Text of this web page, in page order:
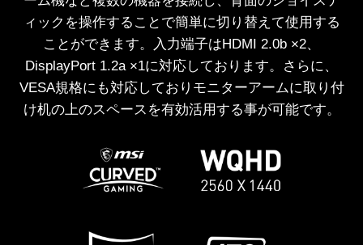
ィックを操作することで簡単に切り替えて使用する
ことができます。入力端子はHDMI 2.0b ×2、
DisplayPort 1.2a ×1に対応しております。さらに、
VESA規格にも対応しておりモニターアームに取り付
け机の上のスペースを有効活用する事が可能です。